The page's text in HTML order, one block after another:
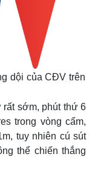
dội của CĐV trên
rất sớm, phút thứ 6
trong vòng cấm,
tuy nhiên cú sút
thể chiến thắng